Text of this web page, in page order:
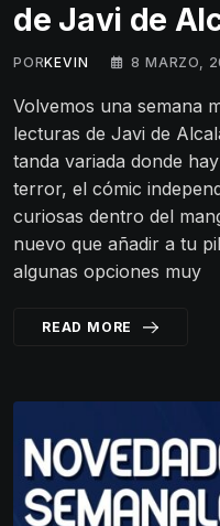
de Javi de
PORKEVIN 8 MARZO,
Volvemos una semana
lecturas de Javi de
tanda variada donde
terror, el cómic
curiosas dentro del
nuevo que añadir a tu
algunas opciones muy
READ MORE